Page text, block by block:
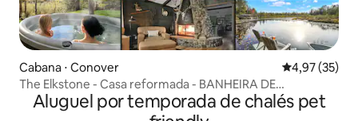
Cabana ⋅ Conover 4,97 de uma
4,97 (35)
The Elkstone - Casa reformada - BANHEIRA DE
HIDROMASSAGEM
Aluguel por temporada de chalés pet